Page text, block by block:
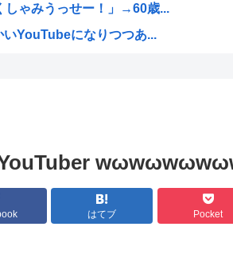
しゃみうっせー！」→60歳...
YouTubeになりつつあ...
二被告の妻・瀬戸サオリがイン...
査線しかない」
YouTuber
はてブ Pocket